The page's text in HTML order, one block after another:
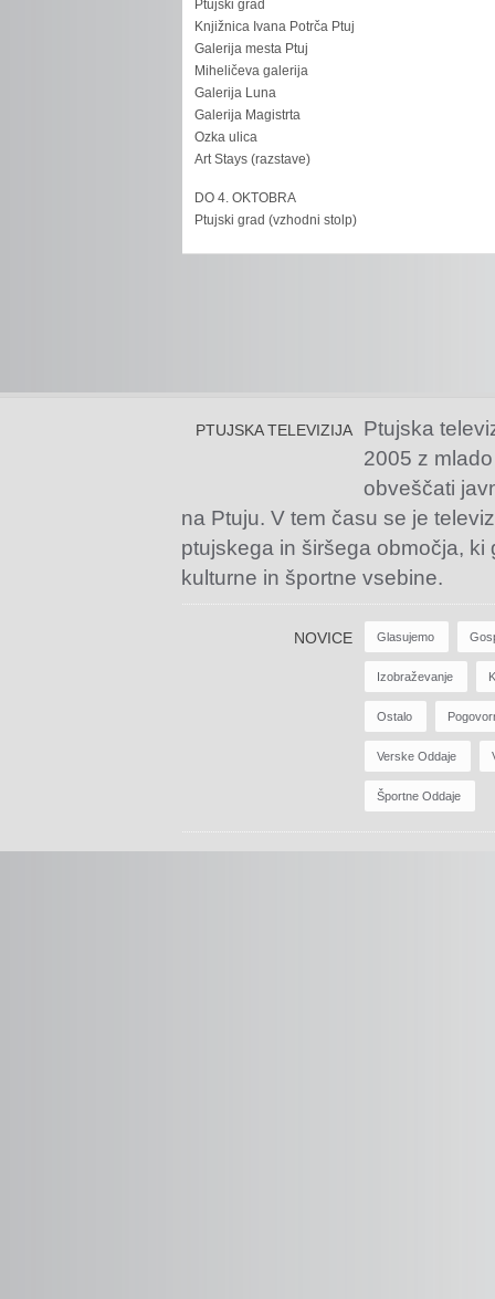
Ptujski grad
Knjižnica Ivana Potrča Ptuj
Galerija mesta Ptuj
Miheličeva galerija
Galerija Luna
Galerija Magistrta
Ozka ulica
Art Stays (razstave)
DO 4. OKTOBRA
Ptujski grad (vzhodni stolp)
PTUJSKA TELEVIZIJA
Ptujska
2005 z
obveščati
na Ptuju. V tem času se je
ptujskega in širšega območja,
kulturne in športne vsebine.
NOVICE Glasujemo
Izobraževanje
Ostalo
Verske Oddaje
Športne Oddaje